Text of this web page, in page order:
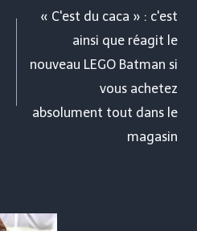
« C'est du caca » : c'est
ainsi que réagit le
nouveau LEGO Batman si
vous achetez
absolument tout dans le
magasin